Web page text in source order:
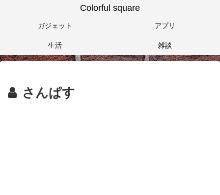
Colorful square
ガジェット アプリ
生活 雑談
さんぱす